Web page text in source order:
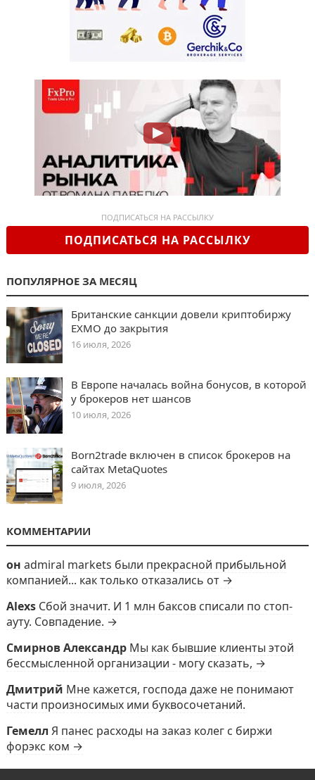
ПОДПИСАТЬСЯ НА РАССЫЛКУ
ПОДПИСАТЬСЯ НА РАССЫЛКУ
ПОПУЛЯРНОЕ ЗА МЕСЯЦ
Британские санкции довели криптобиржу
EXMO до закрытия
16 июля, 2026
В Европе началась война бонусов, в которой
у брокеров нет шансов
10 июля, 2026
Born2trade включен в список брокеров на
сайтах MetaQuotes
9 июля, 2026
КОММЕНТАРИИ
он admiral markets были прекрасной прибыльной
компанией... как только отказались от →
Alexs Сбой значит. И 1 млн баксов списали по стоп-
ауту. Совпадение. →
Смирнов Александр Мы как бывшие клиенты этой
бессмысленной организации - могу сказать, →
Дмитрий Мне кажется, господа даже не понимают
части произносимых ими буквосочетаний.
Гемелл Я панес расходы на заказ колег с биржи
форэкс ком →